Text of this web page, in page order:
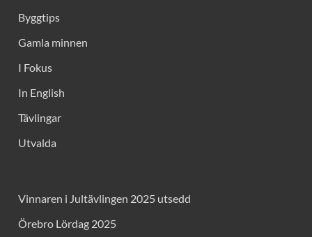
Byggtips
Gamla minnen
I Fokus
In English
Tävlingar
Utvalda
Vinnaren i Jultävlingen 2025 utsedd
Örebro Lördag 2025